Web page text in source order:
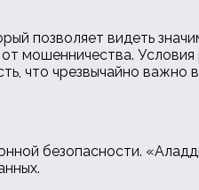
позволяет видеть
мошенничества.
что чрезвычайно важно
безопасности.